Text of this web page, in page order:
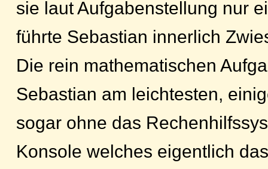
sie laut Aufgabenstellung nur
führte Sebastian innerlich
Die rein mathematischen
Sebastian am leichtesten,
sogar ohne das
Konsole welches eigentlich